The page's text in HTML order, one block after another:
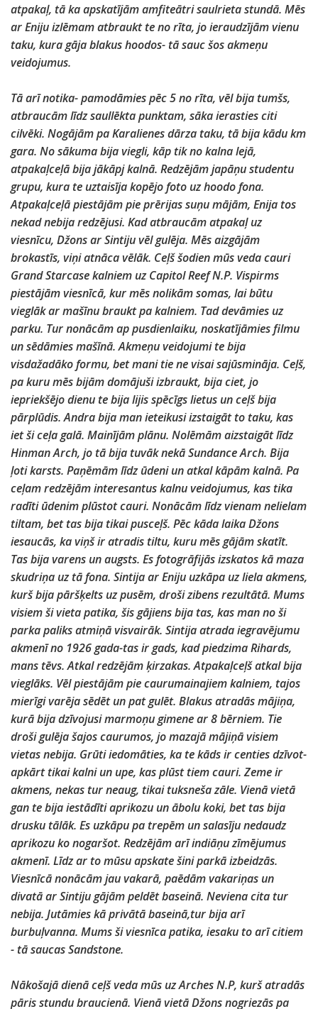
atpakaļ, tā ka apskatījām amfiteātri saulrieta stundā. Mēs
ar Eniju izlēmam atbraukt te no rīta, jo ieraudzījām vienu
taku, kura gāja blakus hoodos- tā sauc šos akmeņu
veidojumus.
Tā arī notika- pamodāmies pēc 5 no rīta, vēl bija tumšs,
atbraucām līdz saullēkta punktam, sāka ierasties citi
cilvēki. Nogājām pa Karalienes dārza taku, tā bija kādu km
gara. No sākuma bija viegli, kāp tik no kalna lejā,
atpakaļceļā bija jākāpj kalnā. Redzējām japāņu studentu
grupu, kura te uztaisīja kopējo foto uz hoodo fona.
Atpakaļceļā piestājām pie prērijas suņu mājām, Enija tos
nekad nebija redzējusi. Kad atbraucām atpakaļ uz
viesnīcu, Džons ar Sintiju vēl gulēja. Mēs aizgājām
brokastīs, viņi atnāca vēlāk. Ceļš šodien mūs veda cauri
Grand Starcase kalniem uz Capitol Reef N.P. Vispirms
piestājām viesnīcā, kur mēs nolikām somas, lai būtu
vieglāk ar mašīnu braukt pa kalniem. Tad devāmies uz
parku. Tur nonācām ap pusdienlaiku, noskatījāmies filmu
un sēdāmies mašīnā. Akmeņu veidojumi te bija
visdažadāko formu, bet mani tie ne visai sajūsmināja. Ceļš,
pa kuru mēs bijām domājuši izbraukt, bija ciet, jo
iepriekšējo dienu te bija lijis spēcīgs lietus un ceļš bija
pārplūdis. Andra bija man ieteikusi izstaigāt to taku, kas
iet ši ceļa galā. Mainījām plānu. Nolēmām aizstaigāt līdz
Hinman Arch, jo tā bija tuvāk nekā Sundance Arch. Bija
ļoti karsts. Paņēmām līdz ūdeni un atkal kāpām kalnā. Pa
ceļam redzējām interesantus kalnu veidojumus, kas tika
radīti ūdenim plūstot cauri. Nonācām līdz vienam nelielam
tiltam, bet tas bija tikai pusceļš. Pēc kāda laika Džons
iesaucās, ka viņš ir atradis tiltu, kuru mēs gājām skatīt.
Tas bija varens un augsts. Es fotogrāfijās izskatos kā maza
skudriņa uz tā fona. Sintija ar Eniju uzkāpa uz liela akmens,
kurš bija pāršķelts uz pusēm, droši zibens rezultātā. Mums
visiem ši vieta patika, šis gājiens bija tas, kas man no ši
parka paliks atmiņā visvairāk. Sintija atrada iegravējumu
akmenī no 1926 gada-tas ir gads, kad piedzima Rihards,
mans tēvs. Atkal redzējām ķirzakas. Atpakaļceļš atkal bija
vieglāks. Vēl piestājām pie caurumainajiem kalniem, tajos
mierīgi varēja sēdēt un pat gulēt. Blakus atradās mājiņa,
kurā bija dzīvojusi marmoņu gimene ar 8 bērniem. Tie
droši gulēja šajos caurumos, jo mazajā mājiņā visiem
vietas nebija. Grūti iedomāties, ka te kāds ir centies dzīvot-
apkārt tikai kalni un upe, kas plūst tiem cauri. Zeme ir
akmens, nekas tur neaug, tikai tuksneša zāle. Vienā vietā
gan te bija iestādīti aprikozu un ābolu koki, bet tas bija
drusku tālāk. Es uzkāpu pa trepēm un salasīju nedaudz
aprikozu ko nogaršot. Redzējām arī indiāņu zīmējumus
akmenī. Līdz ar to mūsu apskate šini parkā izbeidzās.
Viesnīcā nonācām jau vakarā, paēdām vakariņas un
divatā ar Sintiju gājām peldēt baseinā. Neviena cita tur
nebija. Jutāmies kā privātā baseinā,tur bija arī
burbuļvanna. Mums ši viesnīca patika, iesaku to arī citiem
- tā saucas Sandstone.
Nākošajā dienā ceļš veda mūs uz Arches N.P, kurš atradās
pāris stundu braucienā. Vienā vietā Džons nogriezās pa